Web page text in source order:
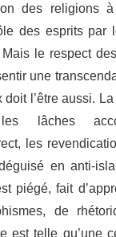
des religions
des esprits par
le respect
une
l’être aussi.
lâches
les
en anti-
piégé, fait
de
est telle qu’une